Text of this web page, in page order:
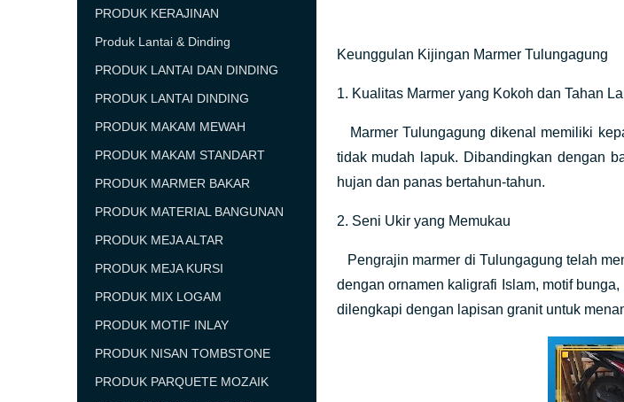
Keunggulan Kijingan Marmer Tulungagung
1. Kualitas Marmer yang Kokoh dan Tahan
Marmer Tulungagung dikenal memiliki
tidak mudah lapuk. Dibandingkan dengan
hujan dan panas bertahun-tahun.
2. Seni Ukir yang Memukau
Pengrajin marmer di Tulungagung telah
dengan ornamen kaligrafi Islam, motif
dilengkapi dengan lapisan granit untuk
PRODUK KERAJINAN
Produk Lantai & Dinding
PRODUK LANTAI DAN DINDING
PRODUK LANTAI DINDING
PRODUK MAKAM MEWAH
PRODUK MAKAM STANDART
PRODUK MARMER BAKAR
PRODUK MATERIAL BANGUNAN
PRODUK MEJA ALTAR
PRODUK MEJA KURSI
PRODUK MIX LOGAM
PRODUK MOTIF INLAY
PRODUK NISAN TOMBSTONE
PRODUK PARQUETE MOZAIK